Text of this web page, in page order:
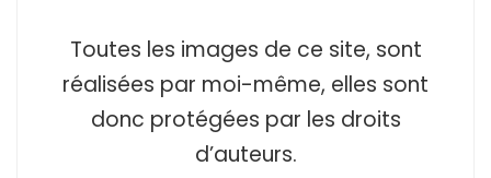
Toutes les images de ce site, sont
réalisées par moi-même, elles sont
donc protégées par les droits
d’auteurs.